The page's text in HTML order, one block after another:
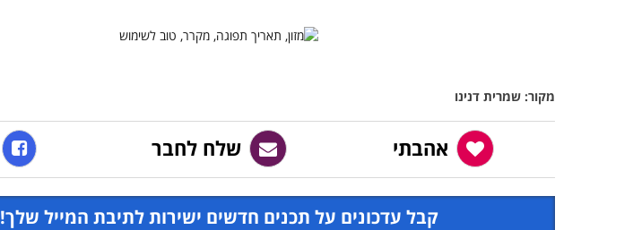
מקור: שמרית דנינו
אהבתי שלח לחבר
קבל עדכונים על תכנים חדשים ישירות לתיבת המייל שלך!